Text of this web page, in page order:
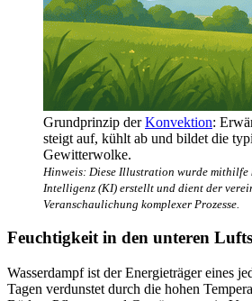
Grundprinzip derKonvektion:
steigt auf, kühlt ab und bildet die
Gewitterwolke.
Hinweis: Diese Illustration wurde mithilfe
Intelligenz (KI) erstellt und dient der
Veranschaulichung komplexer Prozesse.
Feuchtigkeit in den unteren
Wasserdampf ist der Energieträger eines
Tagen verdunstet durch die hohen